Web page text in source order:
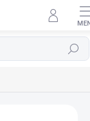
Hledat